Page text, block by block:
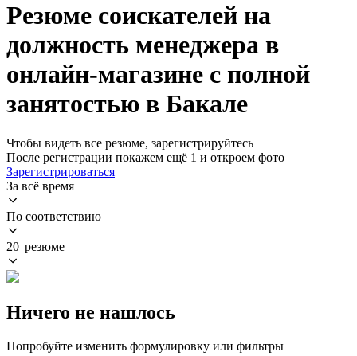
Резюме соискателей на
должность менеджера в
онлайн-магазине с полной
занятостью в Бакале
Чтобы видеть все резюме, зарегистрируйтесь
После регистрации покажем ещё 1 и откроем фото
Зарегистрироваться
За всё время
По соответствию
20 резюме
Ничего не нашлось
Попробуйте изменить формулировку или фильтры